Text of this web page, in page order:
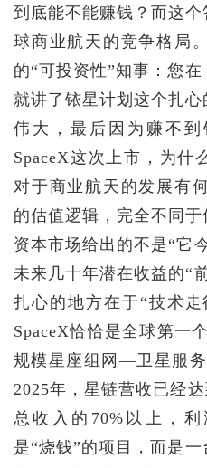
到底能不能赚钱？而这
球商业航天的竞争格局
的“可投资性”知事：您
就讲了铱星计划这个扎
伟大，最后因为赚不
SpaceX这次上市，为什
对于商业航天的发展有
的估值逻辑，完全不同于
资本市场给出的不是“它
未来几十年潜在收益的“
扎心的地方在于“技术
SpaceX恰恰是全球第一
规模星座组网—卫星服务
2025年，星链营收已经
总收入的70%以上，
是“烧钱”的项目，而是一